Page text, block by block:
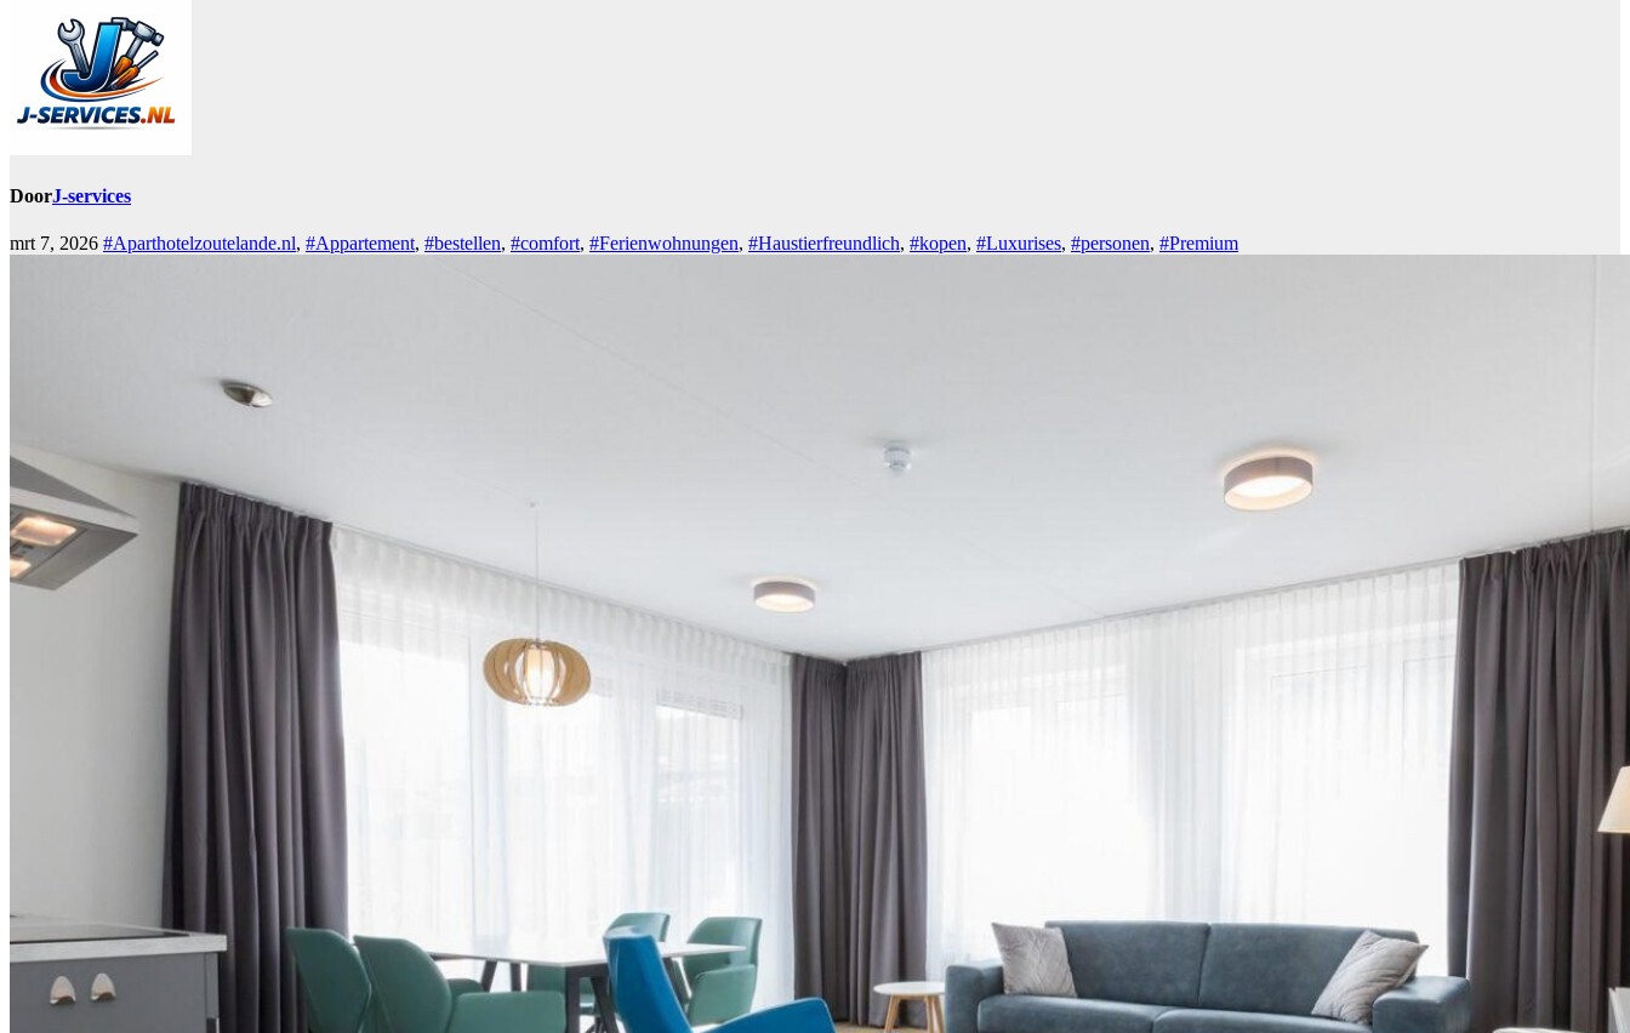
DoorJ-services
mrt 7, 2026 #Aparthotelzoutelande.nl, #Appartement, #bestellen, #comfort, #Ferienwohnungen, #Haustierfreundlich, #kopen, #Luxurises, #personen, #Premium